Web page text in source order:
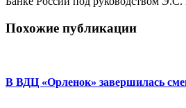
Похожие публикации
В ВДЦ «Орленок» завершилась